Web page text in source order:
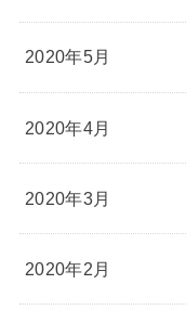
2020年5月
2020年4月
2020年3月
2020年2月